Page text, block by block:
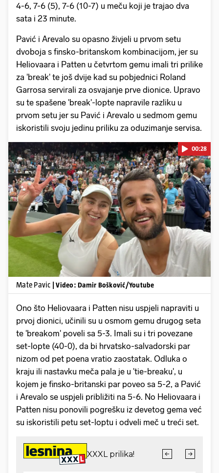
4-6, 7-6 (5), 7-6 (10-7) u meču koji je trajao dva
sata i 23 minute.
Pavić i Arevalo su opasno živjeli u prvom setu
dvoboja s finsko-britanskom kombinacijom, jer su
Heliovaara i Patten u četvrtom gemu imali tri prilike
za 'break' te još dvije kad su pobjednici Roland
Garrosa servirali za osvajanje prve dionice. Upravo
su te spašene 'break'-lopte napravile razliku u
prvom setu jer su Pavić i Arevalo u sedmom gemu
iskoristili svoju jedinu priliku za oduzimanje servisa.
Pokretanje videa...
00:28
Mate Pavic | Video: Damir Bošković/Youtube
Ono što Heliovaara i Patten nisu uspjeli napraviti u
prvoj dionici, učinili su u osmom gemu drugog seta
te 'breakom' poveli sa 5-3. Imali su i tri povezane
set-lopte (40-0), da bi hrvatsko-salvadorski par
nizom od pet poena vratio zaostatak. Odluka o
kraju ili nastavku meča pala je u 'tie-breaku', u
kojem je finsko-britanski par poveo sa 5-2, a Pavić
i Arevalo se uspjeli približiti na 5-6. No Heliovaara i
Patten nisu ponovili pogrešku iz devetog gema već
su iskoristili petu set-loptu i odveli meč u treći set.